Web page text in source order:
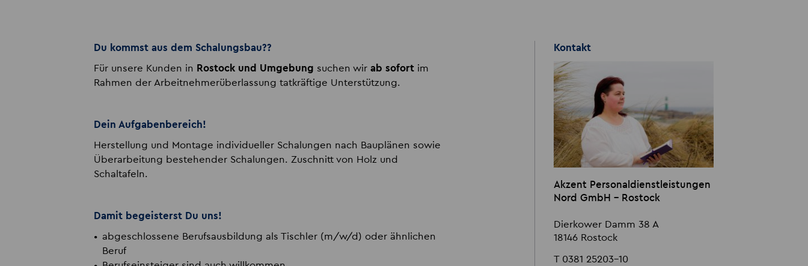
Du kommst aus dem Schalungsbau??
Für unsere Kunden in Rostock und Umgebung suchen wir ab sofortim
Rahmen der Arbeitnehmerüberlassung tatkräftige Unterstützung.
Dein Aufgabenbereich!
Herstellung und Montage individueller Schalungen nach Bauplänen sowie
Überarbeitung bestehender Schalungen. Zuschnitt von Holz und
Schaltafeln.
Damit begeisterst Du uns!
abgeschlossene Berufsausbildung als Tischler (m/w/d) oder ähnlichen
Beruf
Kontakt
Akzent Personaldienstleistungen
Nord GmbH - Rostock
Dierkower Damm 38 A
18146 Rostock
T 0381 25203-10